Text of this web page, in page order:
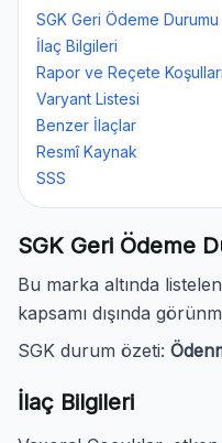
SGK Geri Ödeme Durumu
İlaç Bilgileri
Rapor ve Reçete Koşulları
Varyant Listesi
Benzer İlaçlar
Resmî Kaynak
SSS
SGK Geri Ödeme
Bu marka altında
kapsamı dışında
SGK durum özeti:
İlaç Bilgileri